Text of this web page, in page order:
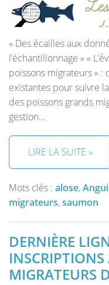
« Des écailles aux
l’échantillonnage » «
poissons migrateurs »
existantes pour suivre
des poissons grands
gestion…
LIRE LA SUITE »
Mots clés : alose,
migrateurs,saumon
DERNIÈRE
MIGRATEURS